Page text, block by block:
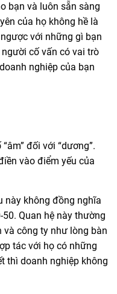
bạn và luôn sẵn sàng
của họ không hề là
với những gì bạn
cố vấn có vai trò
nghiệp của bạn
đối với “dương”.
vào điểm yếu của
này không đồng nghĩa
Quan hệ này thường
công ty như lòng bàn
tác với họ có những
thì doanh nghiệp không